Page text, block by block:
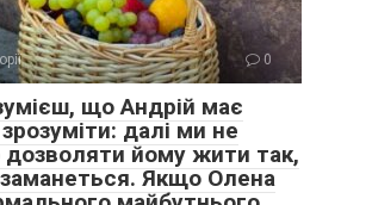
0
що Андрій має
далі ми не
йому жити так,
Якщо Олена